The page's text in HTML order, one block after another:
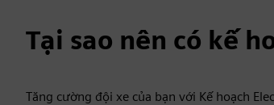
Tại sao nên có kế
Tăng cường đội xe của bạn với Kế hoạch